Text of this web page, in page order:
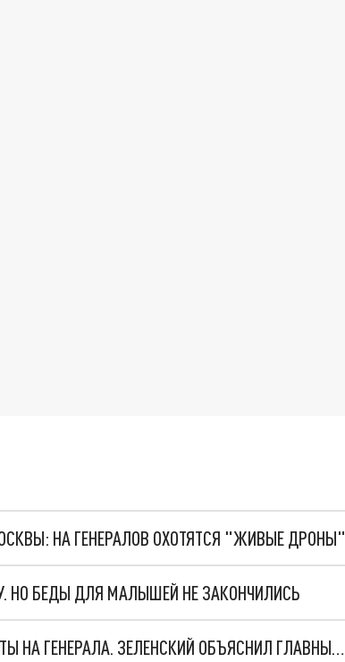
НА ГЕНЕРАЛОВ ОХОТЯТСЯ "ЖИВЫЕ ДРОНЫ"
НО БЕДЫ ДЛЯ МАЛЫШЕЙ НЕ ЗАКОНЧИЛИСЬ
"МЫ ВАС ЗАСТАВИМ": ЖУТКИЕ ДЕТАЛИ ОХОТЫ НА ГЕНЕРАЛА. ЗЕЛЕНСКИЙ ОБЪЯСНИЛ ГЛАВНЫЙ СМЫСЛ ТЕРАКТА В ЦЕНТРЕ МОСКВЫ